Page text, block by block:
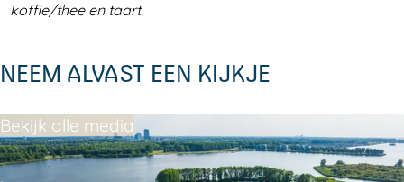
koffie/thee en taart.
NEEM ALVAST EEN KIJKJE
Bekijk alle media